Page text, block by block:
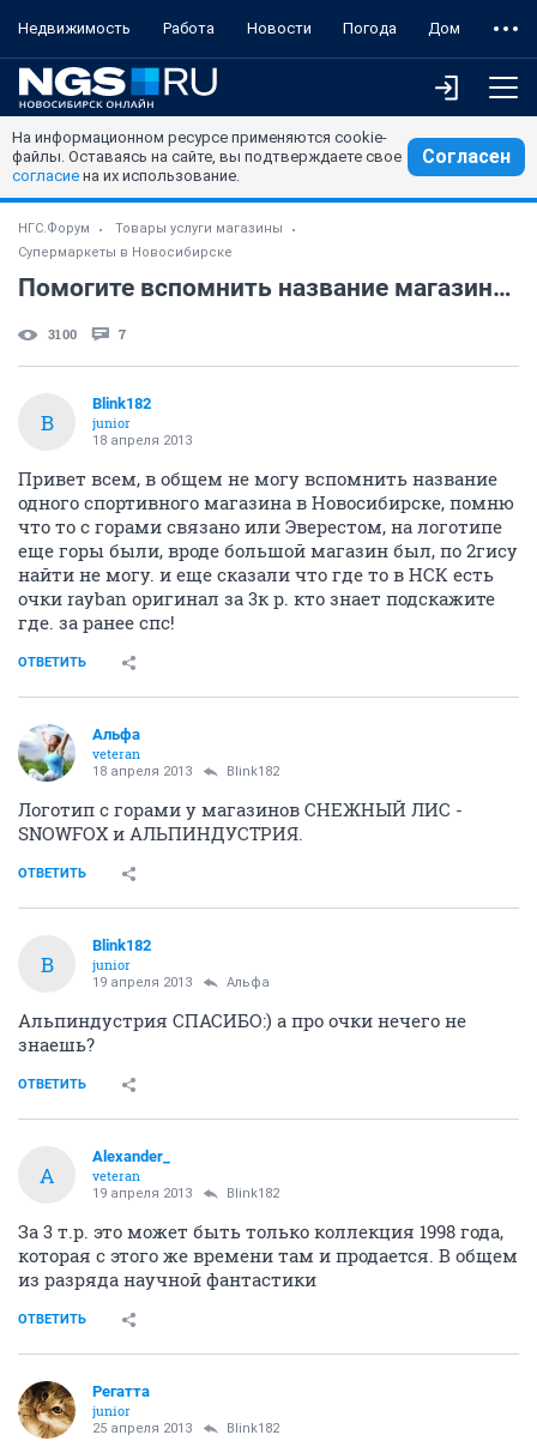
Недвижимость Работа Новости Погода Дом
На информационном ресурсе применяются cookie-
файлы. Оставаясь на сайте, вы подтверждаете свое
согласие на их использование.
Согласен
НГС.Форум
Товары услуги магазины
Супермаркеты в Новосибирске
Помогите вспомнить название магазина и очки Rayban
3100 7
B
Blink182
junior
18 апреля 2013
Привет всем, в общем не могу вспомнить название
одного спортивного магазина в Новосибирске, помню
что то с горами связано или Эверестом, на логотипе
еще горы были, вроде большой магазин был, по 2гису
найти не могу. и еще сказали что где то в НСК есть
очки rayban оригинал за 3к р. кто знает подскажите
где. за ранее спс!
ОТВЕТИТЬ
Альфа
veteran
18 апреля 2013 Blink182
Логотип с горами у магазинов СНЕЖНЫЙ ЛИС -
SNOWFOX и АЛЬПИНДУСТРИЯ.
ОТВЕТИТЬ
B
Blink182
junior
19 апреля 2013 Альфа
Альпиндустрия СПАСИБО:) а про очки нечего не
знаешь?
ОТВЕТИТЬ
A
Alexander_
veteran
19 апреля 2013 Blink182
За 3 т.р. это может быть только коллекция 1998 года,
которая с этого же времени там и продается. В общем
из разряда научной фантастики
ОТВЕТИТЬ
Регатта
junior
25 апреля 2013 Blink182